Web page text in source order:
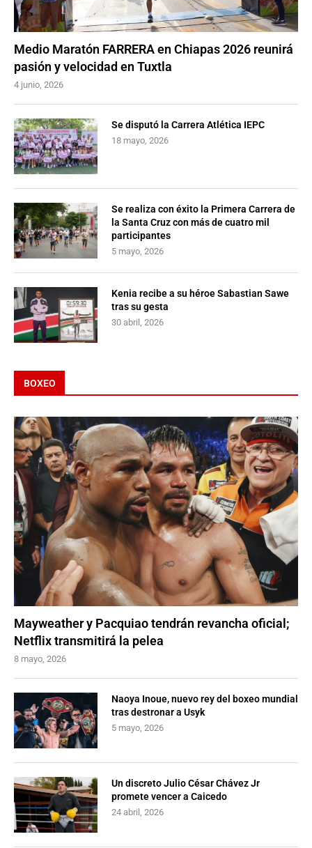
Medio Maratón FARRERA en Chiapas 2026 reunirá
pasión y velocidad en Tuxtla
4 junio, 2026
Se disputó la Carrera Atlética IEPC
18 mayo, 2026
Se realiza con éxito la Primera Carrera de
la Santa Cruz con más de cuatro mil
participantes
5 mayo, 2026
Kenia recibe a su héroe Sabastian Sawe
tras su gesta
30 abril, 2026
BOXEO
Mayweather y Pacquiao tendrán revancha oficial;
Netflix transmitirá la pelea
8 mayo, 2026
Naoya Inoue, nuevo rey del boxeo mundial
tras destronar a Usyk
5 mayo, 2026
Un discreto Julio César Chávez Jr
promete vencer a Caicedo
24 abril, 2026